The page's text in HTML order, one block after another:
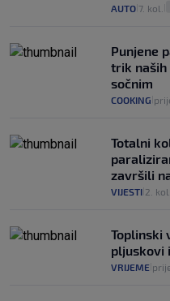
AUTO 7. kol.
Punjene
trik naših
sočnim
COOKING
Totalni
završili
VIJESTI 2. kol.
Toplinski
pljuskovi
VRIJEME